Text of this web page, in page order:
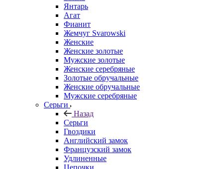
Янтарь
Агат
Фианит
Жемчуг Svarowski
Женские
Женские золотые
Мужские золотые
Женские серебряные
Золотые обручальные
Женские обручальные
Мужские серебряные
Серьги
Назад
Серьги
Гвоздики
Английский замок
Французский замок
Удлиненные
Цепочки